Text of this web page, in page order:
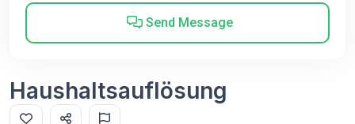
Send Message
Haushaltsauflösung